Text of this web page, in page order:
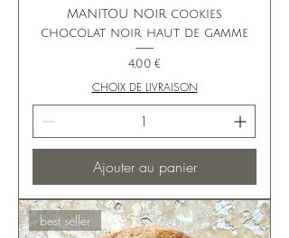
MANITOU NOIR cookies
chocolat noir haut de gamme
Prix
4,00 €
CHOIX DE LIVRAISON
Ajouter au panier
best seller